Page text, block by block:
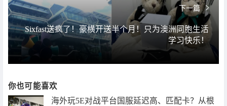
下一篇
Sixfast送疯了！豪横开送半个月！只为澳洲同胞生活
学习快乐！
你也可能喜欢
海外玩5E对战平台国服延迟高、匹配卡？从根